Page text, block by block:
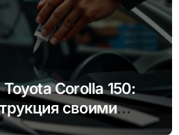
Corolla 150:
своими